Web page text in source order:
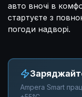
авто вночі в
стартуєте з
погоди надворі.
Ampera Smart